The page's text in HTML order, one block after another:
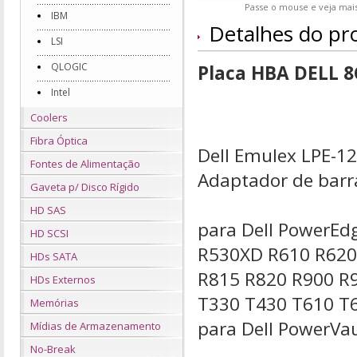
IBM
LSI
QLOGIC
Intel
Coolers
Fibra Óptica
Fontes de Alimentação
Gaveta p/ Disco Rígido
HD SAS
HD SCSI
HDs SATA
HDs Externos
Memórias
Mídias de Armazenamento
No-Break
Passe o mouse e veja
Detalhes do
Placa HBA DELL
Dell Emulex LPE-
Adaptador de
para Dell
R530XD R610
R815 R820 R900
T330 T430 T610
para Dell